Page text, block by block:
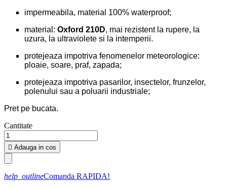
impermeabila, material 100% waterproof;
material: Oxford 210D, mai rezistent la rupere, la
uzura, la ultraviolete si la intemperii.
protejeaza impotriva fenomenelor meteorologice:
ploaie, soare, praf, zapada;
protejeaza impotriva pasarilor, insectelor, frunzelor,
polenului sau a poluarii industriale;
Pret pe bucata.
Cantitate
 Adauga in cos
help_outlineComanda RAPIDA!